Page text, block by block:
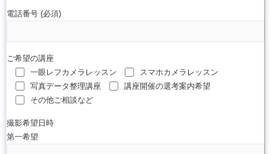
電話番号 (必須)
ご希望の講座
一眼レフカメラレッスン
スマホカメラレッスン
写真データ整理講座
講座開催の選考案内希望
その他ご相談など
撮影希望日時
第一希望